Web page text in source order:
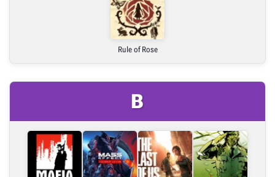
Rule of Rose
B